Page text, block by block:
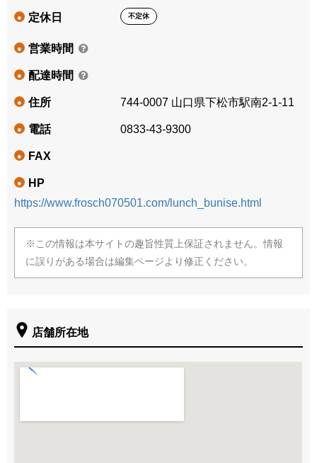
● 定休日 不定休
● 営業時間
● 配達時間
● 住所 744-0007 山口県下松市駅南2-1-11
● 電話 0833-43-9300
● FAX
●
HP
https://www.frosch070501.com/lunch_bunise.html
※この情報は本サイトの趣旨性質上保証されません。情報
に誤りがある場合は編集ページより修正ください。
店舗所在地